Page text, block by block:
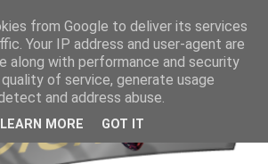
from Google to deliver its services
Your IP address and user-agent are
along with performance and security
of service, generate usage
and address abuse.
LEARN MORE GOT IT